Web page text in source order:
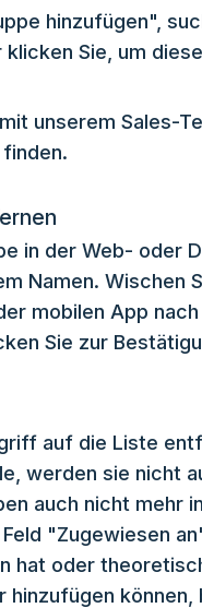
hinzufügen",
Sie, um
unserem Sales-
in der Web- oder
Namen. Wischen
mobilen App
Sie zur
auf die Liste
werden sie nicht
auch nicht mehr
"Zugewiesen
hat oder
hinzufügen